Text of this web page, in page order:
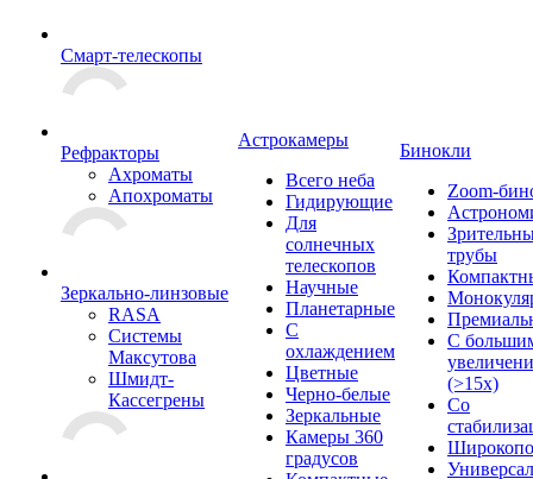
Смарт-телескопы
Рефракторы
Ахроматы
Апохроматы
Зеркально-линзовые
RASA
Системы
Максутова
Шмидт-
Кассегрены
Астрокамеры
Всего неба
Гидирующие
Для
солнечных
телескопов
Научные
Планетарные
С
охлаждением
Цветные
Черно-белые
Зеркальные
Камеры 360
градусов
Бинокли
Zoom-
трубы
С
(>15x)
Со